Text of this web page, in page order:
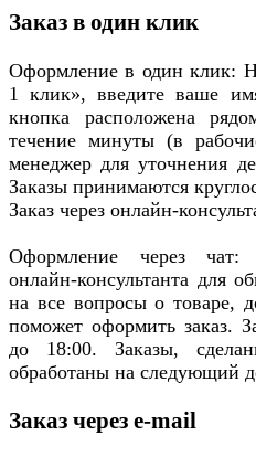
Заказ в один клик
Оформление в один клик:
1 клик», введите ваше
кнопка расположена
течение минуты (в
менеджер для уточнения
Заказы принимаются
Заказ через онлайн-
Оформление через чат:
онлайн-консультанта для
на все вопросы о товаре,
поможет оформить заказ.
до 18:00. Заказы,
обработаны на следующий
Заказ через e-mail